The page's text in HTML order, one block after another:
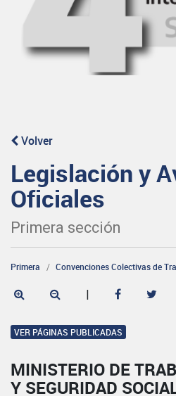
Volver
Legislación y
Oficiales
Primera sección
Primera Convenciones Colectivas de
|
VER PÁGINAS PUBLICADAS
MINISTERIO DE
Y SEGURIDAD